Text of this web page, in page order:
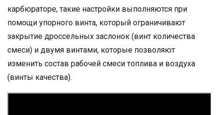
карбюраторе, такие настройки выполняются при
помощи упорного винта, который ограничивают
закрытие дроссельных заслонок (винт количества
смеси) и двумя винтами, которые позволяют
изменить состав рабочей смеси топлива и воздуха
(винты качества).